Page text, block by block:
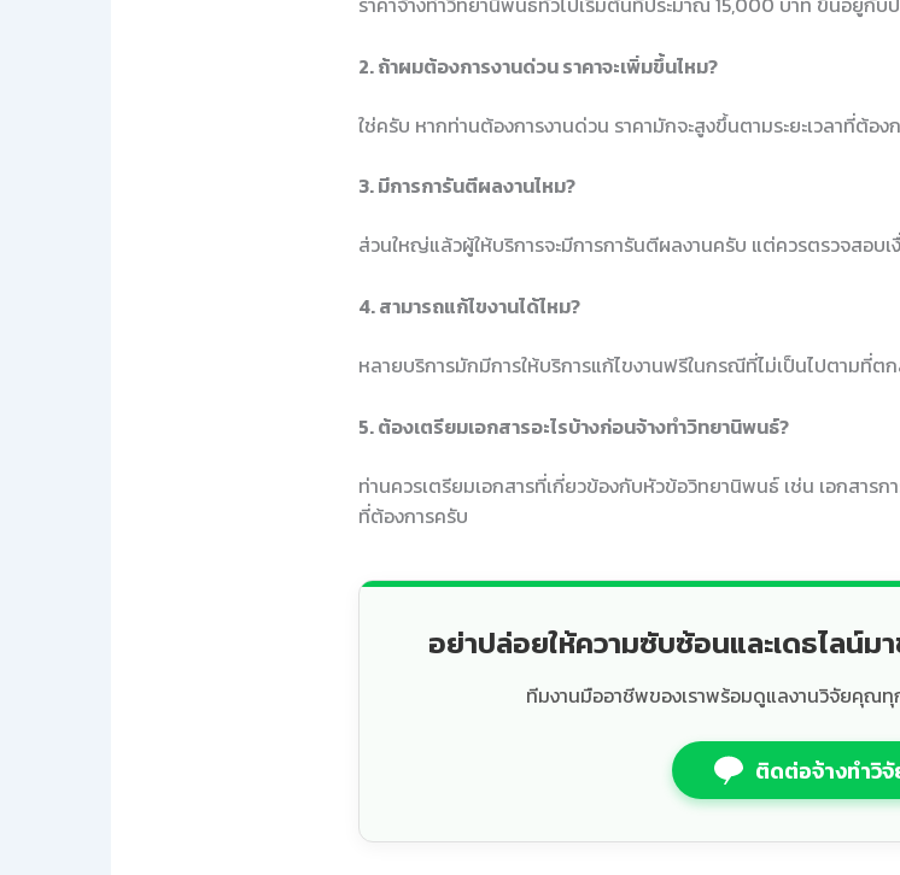
2. ถ้าผมต้องการงานด่วน ราคาจะเพิ่มขึ้นไหม?
ใช่ครับ หากท่านต้องการงานด่วน ราคามักจะสูงขึ้นตามระยะเวลาที่ต้อง
3. มีการการันตีผลงานไหม?
ส่วนใหญ่แล้วผู้ให้บริการจะมีการการันตีผลงานครับ แต่ควรตรวจสอบเ
4. สามารถแก้ไขงานได้ไหม?
หลายบริการมักมีการให้บริการแก้ไขงานฟรีในกรณีที่ไม่เป็นไปตามที่ต
5. ต้องเตรียมเอกสารอะไรบ้างก่อนจ้างทำวิทยานิพนธ์?
ท่านควรเตรียมเอกสารที่เกี่ยวข้องกับหัวข้อวิทยานิพนธ์ เช่น เอกสารก
ที่ต้องการครับ
อย่าปล่อยให้ความซับซ้อนและเดธไลน์ม
ทีมงานมืออาชีพของเราพร้อมดูแลงานวิจัยคุณทุ
ติดต่อจ้างทำวิ